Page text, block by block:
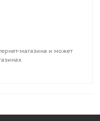
магазина и может